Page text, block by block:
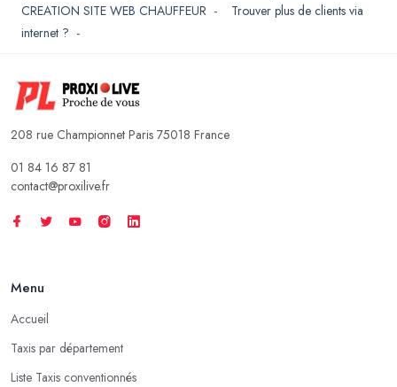
CREATION SITE WEB CHAUFFEUR - Trouver plus de clients via
internet ? -
208 rue Championnet Paris 75018 France
01 84 16 87 81
contact@proxilive.fr
Menu
Accueil
Taxis par département
Liste Taxis conventionnés